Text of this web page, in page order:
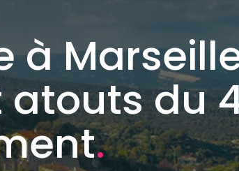
à
atouts du
.